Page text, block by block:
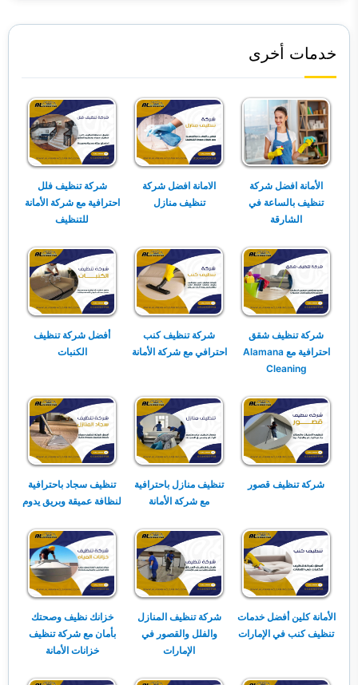
خدمات أخرى
الأمانة افضل شركة
تنظيف بالساعة في
الشارقة
الامانة افضل شركة
تنظيف منازل
شركة تنظيف فلل
احترافية مع شركة الأمانة
للتنظيف
شركة تنظيف شقق
احترافية مع Alamana
Cleaning
شركة تنظيف كنب
احترافي مع شركة الأمانة
أفضل شركة تنظيف
الكنبات
شركة تنظيف قصور
تنظيف منازل باحترافية
مع شركة الأمانة
تنظيف سجاد باحترافية
لنظافة عميقة وبريق يدوم
الأمانة كلين أفضل خدمات
تنظيف كنب في الإمارات
شركة تنظيف المنازل
والفلل والقصور في
الإمارات
خزانك نظيف وصحتك
بأمان مع شركة تنظيف
خزانات الأمانة